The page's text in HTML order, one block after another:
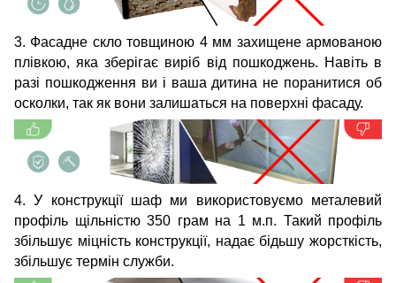
3. Фасадне скло товщиною 4 мм захищене армованою
плівкою, яка зберігає виріб від пошкоджень. Навіть в
разі пошкодження ви і ваша дитина не поранитися об
осколки, так як вони залишаться на поверхні фасаду.
4. У конструкції шаф ми використовуємо металевий
профіль щільністю 350 грам на 1 м.п. Такий профіль
збільшує міцність конструкції, надає бідьшу жорсткість,
збільшує термін служби.